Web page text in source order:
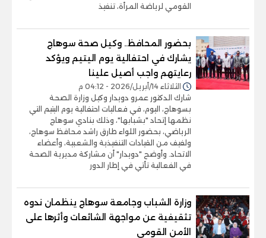
القومي لرياضة المرأة، تنفيذ
بحضور المحافظ.. وكيل صحة سوهاج
يشارك في احتفالية يوم اليتيم ويؤكد
رعايتهم واجب أصيل علينا
الثلاثاء 14/أبريل/2026 - 04:12 م
شارك الدكتور عمرو دويدار وكيل وزارة الصحة
بسوهاج، اليوم، في فعاليات احتفالية يوم اليتيم التي
نظمها إتحاد "بشبابها"، وذلك بنادي سوهاج
الرياضي، بحضور اللواء طارق راشد محافظ سوهاج،
ولفيف من القيادات التنفيذية والشعبية، وأعضاء
الاتحاد. وأوضح "دويدار" أن مشاركة مديرية الصحة
في الفعالية تأتي في إطار الدور
وزارة الشباب وجامعة سوهاج ينظمان ندوه
تثقيفية عن مواجهة الشائعات وأثرها على
الأمن القومي